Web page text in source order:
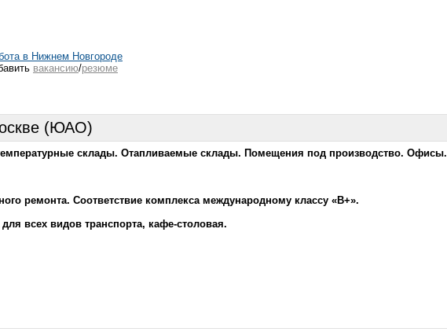
в Нижнем Новгороде
вакансию/резюме
(ЮАО)
склады. Отапливаемые склады. Помещения под производство. Офисы.
ремонта. Соответствие комплекса международному классу «В+».
всех видов транспорта, кафе-столовая.